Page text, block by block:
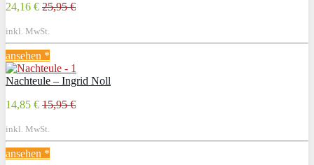
24,16 € 25,95 €
inkl. MwSt.
ansehen *
Nachteule – Ingrid Noll
14,85 € 15,95 €
inkl. MwSt.
ansehen *